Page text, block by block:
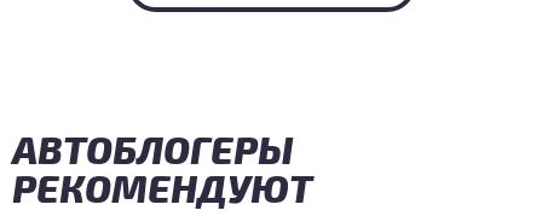
АВТОБЛОГЕРЫ
РЕКОМЕНДУЮТ